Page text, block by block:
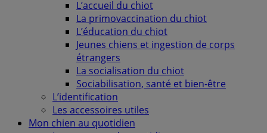
L’accueil du chiot
La primovaccination du chiot
L’éducation du chiot
Jeunes chiens et ingestion de corps
étrangers
La socialisation du chiot
Sociabilisation, santé et bien-être
L’identification
Les accessoires utiles
Mon chien au quotidien